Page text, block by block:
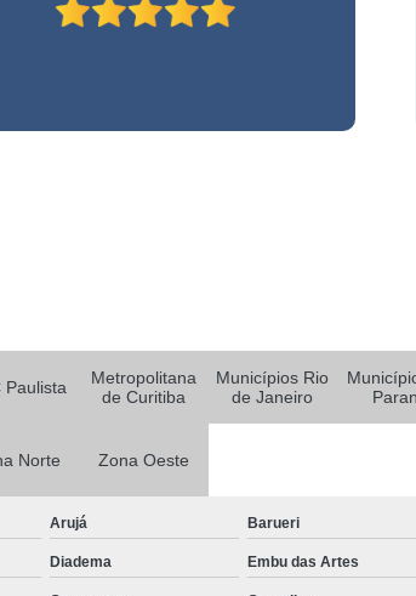
Empresa de Conservação e
Empresa de Soluções em
Empresa de Logística
Empresa de
Empresa Logística São
Empresa de
Paulista
Metropolitana
de Curitiba
Municípios Rio
de Janeiro
Norte Zona Oeste
Arujá Barueri
Diadema Embu das Artes